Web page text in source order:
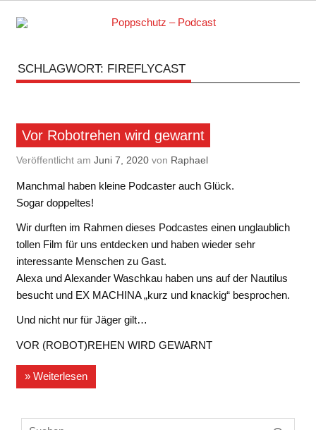
Skip
contentPodcasts zu Ihrem Vergnügen
SCHLAGWORT: FIREFLYCAST
Vor Robotrehen wird gewarnt
Veröffentlicht am Juni 7, 2020von Raphael
Manchmal haben kleine Podcaster auch Glück.
Sogar doppeltes!
Wir durften im Rahmen dieses Podcastes einen unglaublich
tollen Film für uns entdecken und haben wieder sehr
interessante Menschen zu Gast.
Alexa und Alexander Waschkau haben uns auf der Nautilus
besucht und EX MACHINA „kurz und knackig“ besprochen.
Und nicht nur für Jäger gilt…
VOR (ROBOT)REHEN WIRD GEWARNT
» Weiterlesen